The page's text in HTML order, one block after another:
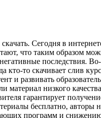
Сегодня в
что таким образом
последствия.
то скачивает слив
и развивать
материал низкого
гарантирует
бесплатно, авторы
программ и снижению